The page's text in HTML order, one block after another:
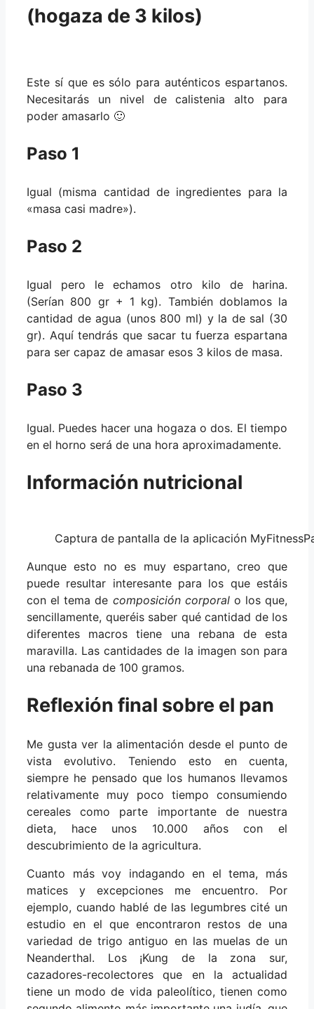
(hogaza de 3 kilos)
Este sí que es sólo para auténticos espartanos.
Necesitarás un nivel de calistenia alto para
poder amasarlo 🙂
Paso 1
Igual (misma cantidad de ingredientes para la
«masa casi madre»).
Paso 2
Igual pero le echamos otro kilo de harina.
(Serían 800 gr + 1 kg). También doblamos la
cantidad de agua (unos 800 ml) y la de sal (30
gr). Aquí tendrás que sacar tu fuerza espartana
para ser capaz de amasar esos 3 kilos de masa.
Paso 3
Igual. Puedes hacer una hogaza o dos. El tiempo
en el horno será de una hora aproximadamente.
Información nutricional
Captura de pantalla de la aplicación
Aunque esto no es muy espartano, creo que
puede resultar interesante para los que estáis
con el tema de composición corporalo los que,
sencillamente, queréis saber qué cantidad de los
diferentes macros tiene una rebana de esta
maravilla. Las cantidades de la imagen son para
una rebanada de 100 gramos.
Reflexión final sobre el pan
Me gusta ver la alimentación desde el punto de
vista evolutivo. Teniendo esto en cuenta,
siempre he pensado que los humanos llevamos
relativamente muy poco tiempo consumiendo
cereales como parte importante de nuestra
dieta, hace unos 10.000 años con el
descubrimiento de la agricultura.
Cuanto más voy indagando en el tema, más
matices y excepciones me encuentro. Por
ejemplo, cuando hablé de las legumbres cité un
estudio en el que encontraron restos de una
variedad de trigo antiguo en las muelas de un
Neanderthal. Los ¡Kung de la zona sur,
cazadores-recolectores que en la actualidad
tiene un modo de vida paleolítico, tienen como